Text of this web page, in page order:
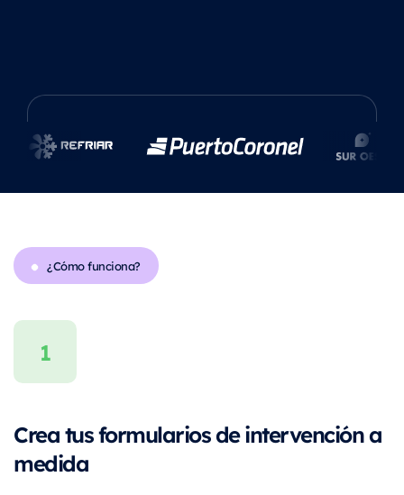
¿Cómo funciona?
Crea tus formularios de intervención a
medida